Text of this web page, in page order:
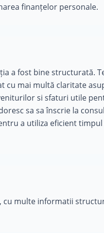
finanțelor personale.
a fost bine structurată.
cu mai multă claritate
si sfaturi utile
sa sa înscrie la
a utiliza eficient
cu multe informatii